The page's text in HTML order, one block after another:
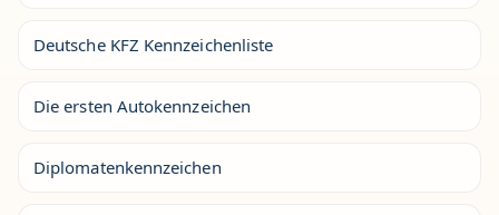
Deutsche KFZ Kennzeichenliste
Die ersten Autokennzeichen
Diplomatenkennzeichen